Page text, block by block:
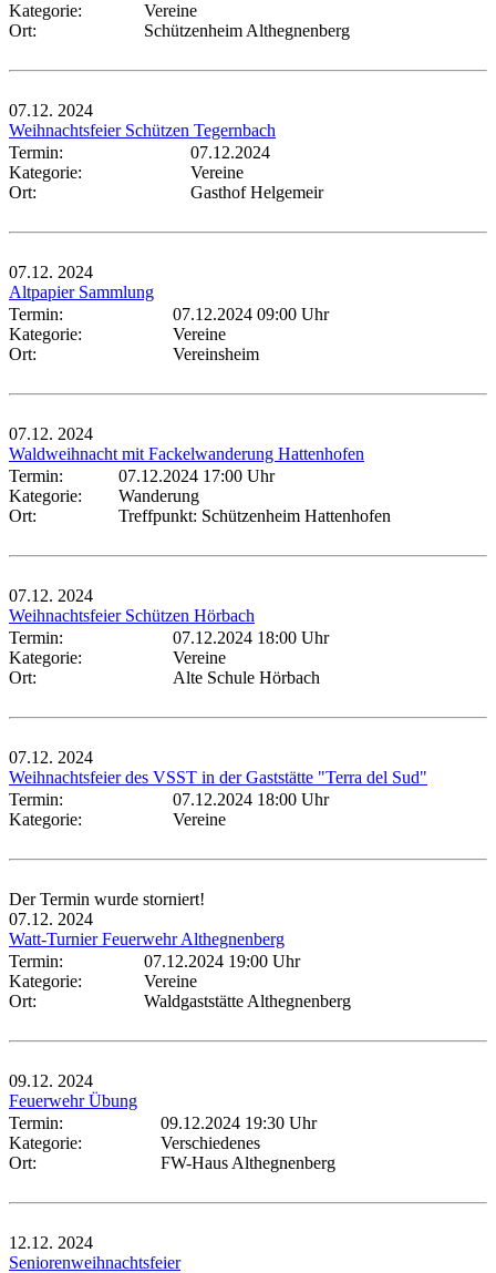
Kategorie:
Vereine
Ort:
Schützenheim Althegnenberg
07.12. 2024
Weihnachtsfeier Schützen Tegernbach
Termin:
07.12.2024
Kategorie:
Vereine
Ort:
Gasthof Helgemeir
07.12. 2024
Altpapier Sammlung
Termin:
07.12.2024 09:00 Uhr
Kategorie:
Vereine
Ort:
Vereinsheim
07.12. 2024
Waldweihnacht mit Fackelwanderung Hattenhofen
Termin:
07.12.2024 17:00 Uhr
Kategorie:
Wanderung
Ort:
Treffpunkt: Schützenheim Hattenhofen
07.12. 2024
Weihnachtsfeier Schützen Hörbach
Termin:
07.12.2024 18:00 Uhr
Kategorie:
Vereine
Ort:
Alte Schule Hörbach
07.12. 2024
Weihnachtsfeier des VSST in der Gaststätte "Terra del Sud"
Termin:
07.12.2024 18:00 Uhr
Kategorie:
Vereine
Der Termin wurde storniert!
07.12. 2024
Watt-Turnier Feuerwehr Althegnenberg
Termin:
07.12.2024 19:00 Uhr
Kategorie:
Vereine
Ort:
Waldgaststätte Althegnenberg
09.12. 2024
Feuerwehr Übung
Termin:
09.12.2024 19:30 Uhr
Kategorie:
Verschiedenes
Ort:
FW-Haus Althegnenberg
12.12. 2024
Seniorenweihnachtsfeier